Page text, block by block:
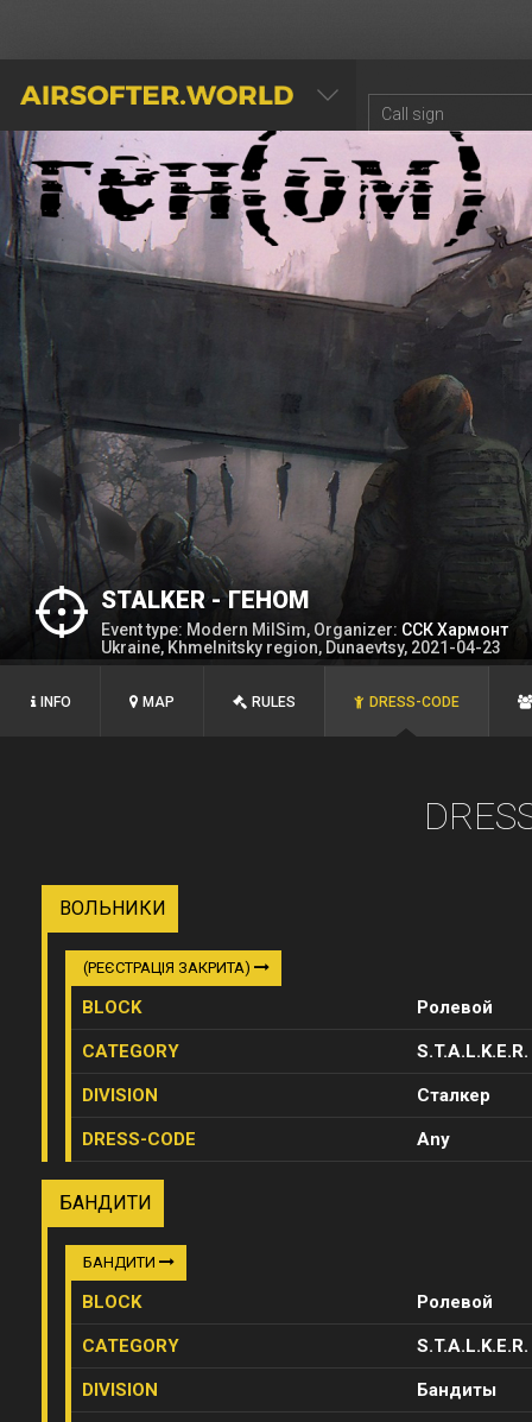
AIRSOFTER.WORLD
STALKER - ГЕНОМ
Event type: Modern MilSim, Organizer: ССК Хармонт
Ukraine, Khmelnitsky region, Dunaevtsy, 2021-04-23
INFO MAP RULES DRESS-CODE
ВОЛЬНИКИ
(РЕЄСТРАЦІЯ ЗАКРИТА)
BLOCK Ролевой
CATEGORY S.T.A.L.K.E.R.
DIVISION Сталкер
DRESS-CODE Any
БАНДИТИ
БАНДИТИ
BLOCK Ролевой
CATEGORY S.T.A.L.K.E.R.
DIVISION Бандиты